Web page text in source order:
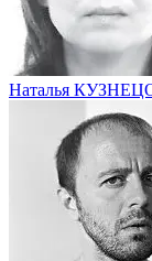
Наталья